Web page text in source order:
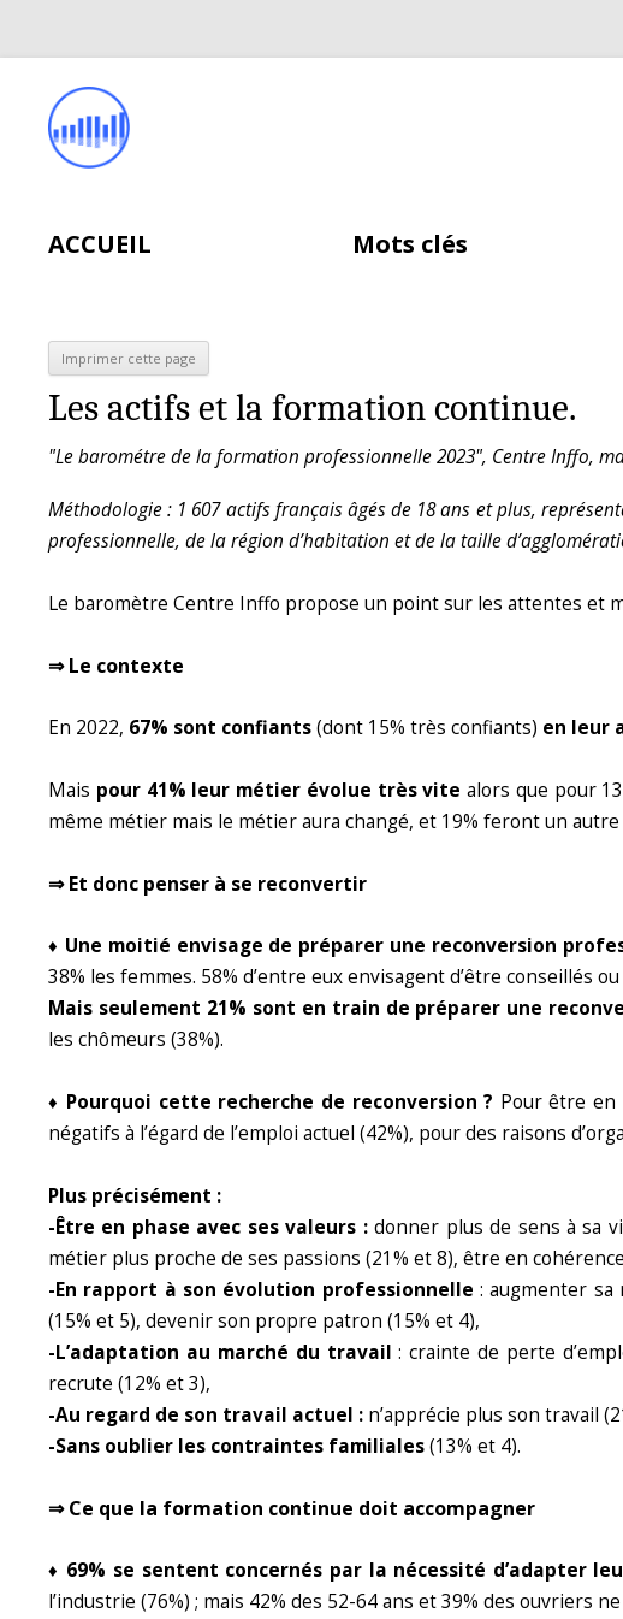
ACCUEIL Mots clés
Les actifs et la formation continue.
"Le barométre de la formation professionnelle 2023", Centre Inffo,
Méthodologie : 1 607 actifs français âgés de 18 ans et plus,
professionnelle, de la région d’habitation et de la taille
Le baromètre Centre Inffo propose un point sur les attentes et
⇒ Le contexte
En 2022, 67% sont confiants(dont 15% très confiants) en leur
Mais pour 41% leur métier évolue très vite alors que pour
même métier mais le métier aura changé, et 19% feront un
⇒ Et donc penser à se reconvertir
♦ Une moitié envisage de préparer une reconversion
38% les femmes. 58% d’entre eux envisagent d’être conseillés
Mais seulement 21% sont en train de préparer une
les chômeurs (38%).
♦ Pourquoi cette recherche de reconversion ? Pour être en
négatifs à l’égard de l’emploi actuel (42%), pour des raisons
Plus précisément :
-Être en phase avec ses valeurs :donner plus de sens à sa
métier plus proche de ses passions (21% et 8), être en
-En rapport à son évolution professionnelle : augmenter sa
(15% et 5), devenir son propre patron (15% et 4),
-L’adaptation au marché du travail : crainte de perte
recrute (12% et 3),
-Au regard de son travail actuel : n’apprécie plus son travail
-Sans oublier les contraintes familiales(13% et 4).
⇒ Ce que la formation continue doit accompagner
♦ 69% se sentent concernés par la nécessité d’adapter
l’industrie (76%) ; mais 42% des 52-64 ans et 39% des ouvriers